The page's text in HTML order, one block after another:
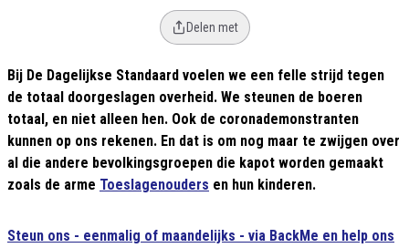
Delen met
Bij De Dagelijkse Standaard voelen we een felle strijd tegen
de totaal doorgeslagen overheid. We steunen de boeren
totaal, en niet alleen hen. Ook de coronademonstranten
kunnen op ons rekenen. En dat is om nog maar te zwijgen over
al die andere bevolkingsgroepen die kapot worden gemaakt
zoals de arme Toeslagenouders en hun kinderen.
Steun ons - eenmalig of maandelijks - via BackMe en help ons